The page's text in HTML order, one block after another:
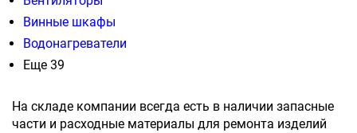
Винные шкафы
Водонагреватели
Еще 39
На складе компании всегда есть в наличии запасные
части и расходные материалы для ремонта изделий